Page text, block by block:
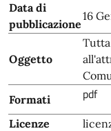
Data di
pubblicazione
16
Oggetto
Formati
pdf
Licenze